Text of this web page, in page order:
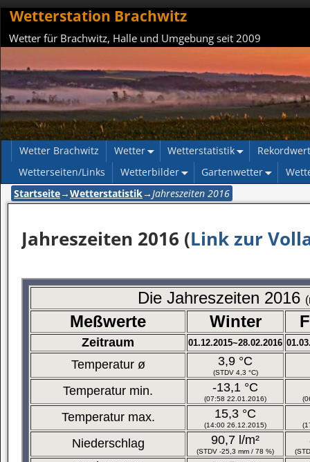
Wetterstation Brachwitz
Wetter für Brachwitz, Halle und Umgebung seit 2009
Wetter Brachwitz Wetter Wetterstatistik
Wetterseiten/Links
Wetterbilder Gartenwetter
Startseite→Wetterstatistik→ Jahreszeiten 2016
Jahreszeiten 2016 (Link zur